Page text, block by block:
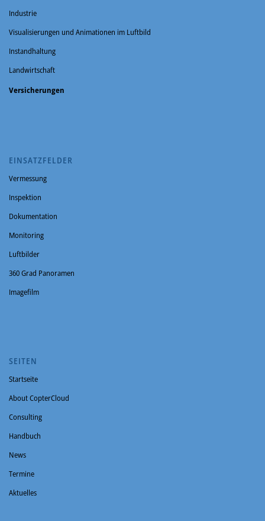
Industrie
Visualisierungen und Animationen im Luftbild
Instandhaltung
Landwirtschaft
Versicherungen
EINSATZFELDER
Vermessung
Inspektion
Dokumentation
Monitoring
Luftbilder
360 Grad Panoramen
Imagefilm
SEITEN
Startseite
About CopterCloud
Consulting
Handbuch
News
Termine
Aktuelles